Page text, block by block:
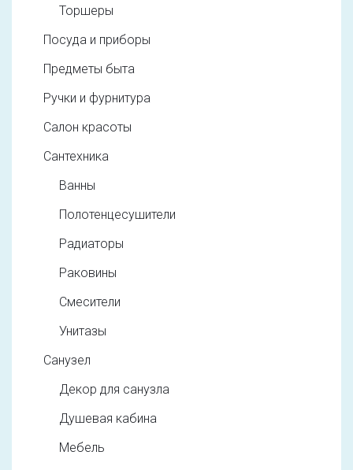
Торшеры
Посуда и приборы
Предметы быта
Ручки и фурнитура
Салон красоты
Сантехника
Ванны
Полотенцесушители
Радиаторы
Раковины
Смесители
Унитазы
Санузел
Декор для санузла
Душевая кабина
Мебель